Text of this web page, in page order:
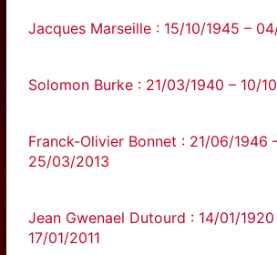
Jacques Marseille : 15/10/1945 –
Solomon Burke : 21/03/1940 – 10/
Franck-Olivier Bonnet : 21/06/1946
25/03/2013
Jean Gwenael Dutourd : 14/01/1920
17/01/2011